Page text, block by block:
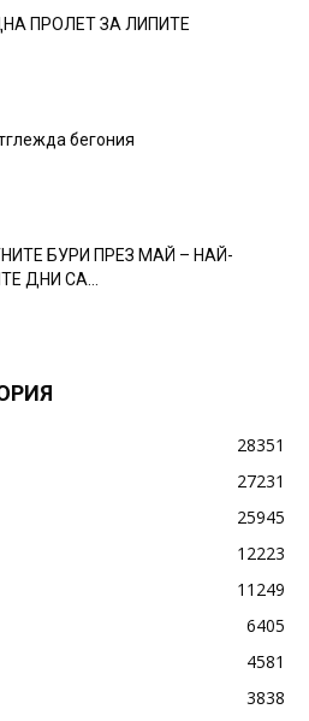
ПРОЛЕТ ЗА ЛИПИТЕ
бегония
БУРИ ПРЕЗ МАЙ – НАЙ-
ДНИ СА…
28351
27231
25945
12223
11249
6405
4581
3838